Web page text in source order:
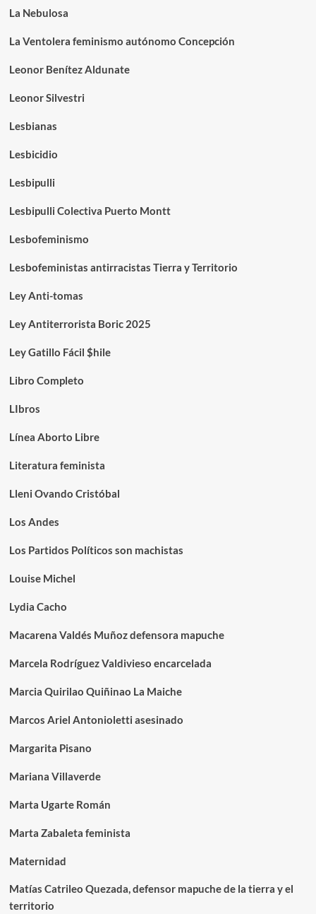
La Nebulosa
La Ventolera feminismo autónomo Concepción
Leonor Benítez Aldunate
Leonor Silvestri
Lesbianas
Lesbicidio
Lesbipulli
Lesbipulli Colectiva Puerto Montt
Lesbofeminismo
Lesbofeministas antirracistas Tierra y Territorio
Ley Anti-tomas
Ley Antiterrorista Boric 2025
Ley Gatillo Fácil $hile
Libro Completo
LIbros
Línea Aborto Libre
Literatura feminista
Lleni Ovando Cristóbal
Los Andes
Los Partidos Políticos son machistas
Louise Michel
Lydia Cacho
Macarena Valdés Muñoz defensora mapuche
Marcela Rodríguez Valdivieso encarcelada
Marcia Quirilao Quiñinao La Maiche
Marcos Ariel Antonioletti asesinado
Margarita Pisano
Mariana Villaverde
Marta Ugarte Román
Marta Zabaleta feminista
Maternidad
Matías Catrileo Quezada, defensor mapuche de la tierra y el
territorio